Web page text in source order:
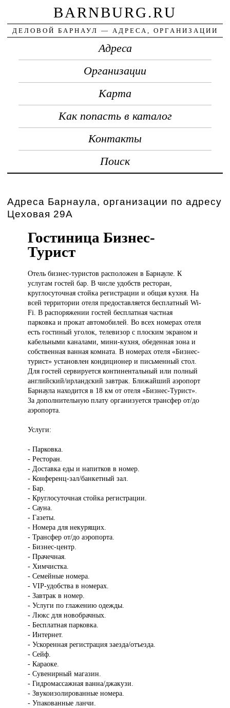
BARNBURG.RU
ДЕЛОВОЙ БАРНАУЛ — АДРЕСА, ОРГАНИЗАЦИИ
Адреса
Организации
Карта
Как попасть в каталог
Контакты
Поиск
Адреса Барнаула, организации по адресу
Цеховая 29А
Гостиница Бизнес-
Турист
Отель бизнес-туристоврасположен в Барнауле. К
услугам гостей бар. В числе удобств ресторан,
круглосуточная стойка регистрации и общая кухня. На
всей территории отеля предоставляется бесплатный Wi-
Fi. В распоряжении гостей бесплатная частная
парковка и прокат автомобилей. Во всех номерах отеля
есть гостиный уголок, телевизор с плоским экраном и
кабельными каналами, мини-кухня, обеденная зона и
собственная ванная комната. В номерах отеля «Бизнес-
турист» установлен кондиционер и письменный стол.
Для гостей сервируется континентальный или полный
английский/ирландский завтрак. Ближайший аэропорт
Барнаула находится в 18 км от отеля «Бизнес-Турист».
За дополнительную плату организуется трансфер от/до
аэропорта.
Услуги:
- Парковка.
- Ресторан.
- Доставка еды и напитков в номер.
- Конференц-зал/банкетный зал.
- Бар.
- Круглосуточная стойка регистрации.
- Сауна.
- Газеты.
- Номера для некурящих.
- Трансфер от/до аэропорта.
- Бизнес-центр.
- Прачечная.
- Химчистка.
- Семейные номера.
- VIP-удобства в номерах.
- Завтрак в номер.
- Услуги по глажению одежды.
- Люкс для новобрачных.
- Бесплатная парковка.
- Интернет.
- Ускоренная регистрация заезда/отъезда.
- Сейф.
- Караоке.
- Сувенирный магазин.
- Гидромассажная ванна/джакузи.
- Звукоизолированные номера.
- Упакованные ланчи.